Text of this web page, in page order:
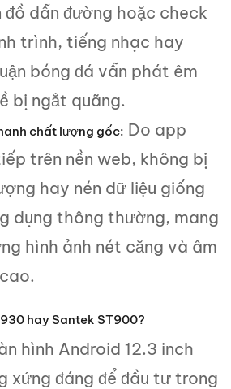
đồ dẫn đường hoặc check
trình, tiếng nhạc hay
bóng đá vẫn phát êm
bị ngắt quãng.
chất lượng gốc: Do app
trên nền web, không bị
hay nén dữ liệu giống
dụng thông thường, mang
hình ảnh nét căng và âm
hay Santek ST900?
hình Android 12.3 inch
xứng đáng để đầu tư trong